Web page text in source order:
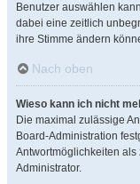
Benutzer auswählen
dabei eine zeitlich
ihre Stimme ändern
Nach oben
Wieso kann ich nicht
Die maximal zulässige
Board-Administration
Antwortmöglichkeiten
Administrator.